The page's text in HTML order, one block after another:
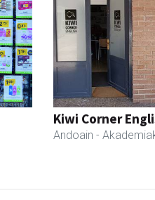
Kiwi Corner
Andoain -